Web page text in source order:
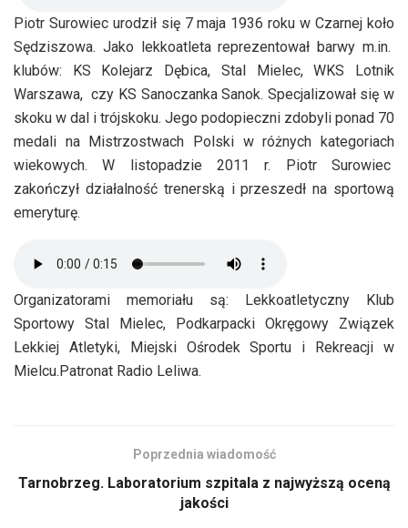
Piotr Surowiec urodził się 7 maja 1936 roku w Czarnej koło
Sędziszowa. Jako lekkoatleta reprezentował barwy m.in.
klubów: KS Kolejarz Dębica, Stal Mielec, WKS Lotnik
Warszawa, czy KS Sanoczanka Sanok. Specjalizował się w
skoku w dal i trójskoku. Jego podopieczni zdobyli ponad 70
medali na Mistrzostwach Polski w różnych kategoriach
wiekowych. W listopadzie 2011 r. Piotr Surowiec
zakończył działalność trenerską i przeszedł na sportową
emeryturę.
Organizatorami memoriału są: Lekkoatletyczny Klub
Sportowy Stal Mielec, Podkarpacki Okręgowy Związek
Lekkiej Atletyki, Miejski Ośrodek Sportu i Rekreacji w
Mielcu.Patronat Radio Leliwa.
Poprzednia wiadomość
Tarnobrzeg. Laboratorium szpitala z najwyższą oceną
jakości